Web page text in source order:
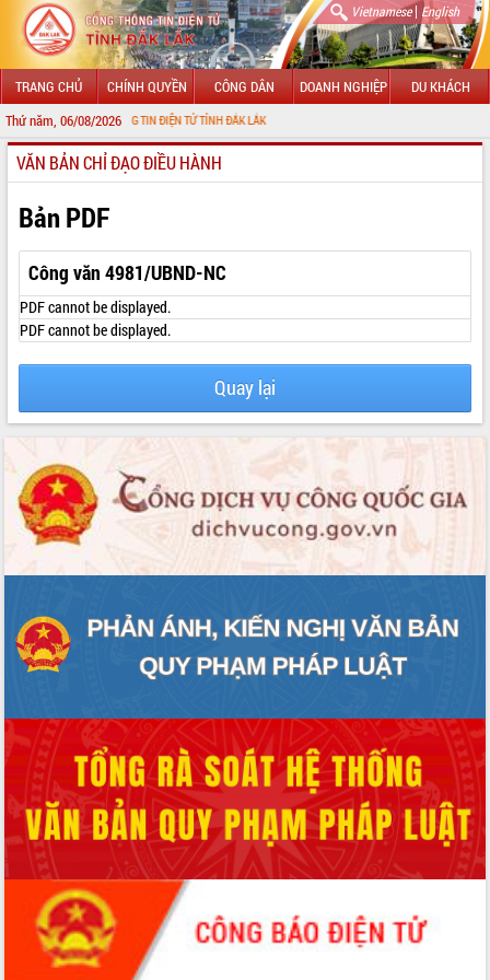
Vietnamese| English
TRANG CHỦ CHÍNH QUYỀN CÔNG DÂN DOANH NGHIỆP DU KHÁCH
Thứ năm, 06/08/2026
VỚI CỔNG THÔNG TIN ĐIỆN TỬ TỈNH ĐẮK LẮK
GIỚI THIỆU
LÃNH ĐẠO UBND TỈNH
TIN TỨC SỰ KIỆN
SỞ, BAN, NGÀNH
UBND CÁC XÃ, PHƯỜNG
HỆ THỐNG VĂN BẢN
VĂN BẢN HĐND TỈNH
ĐIỂM TIN VĂN BẢN
QUY HOẠCH - KẾ HOẠCH
VĂN BẢN CHỈ ĐẠO ĐIỀU HÀNH
Bản PDF
Công văn 4981/UBND-NC
PDF cannot be displayed.
PDF cannot be displayed.
Quay lại